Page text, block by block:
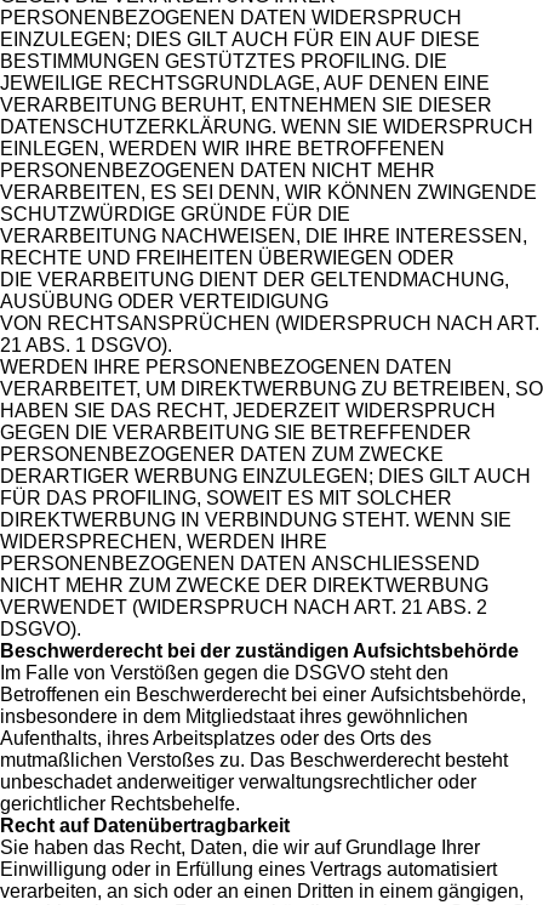
PERSONENBEZOGENEN DATEN WIDERSPRUCH
EINZULEGEN; DIES GILT AUCH FÜR EIN AUF DIESE
BESTIMMUNGEN GESTÜTZTES PROFILING. DIE
JEWEILIGE RECHTSGRUNDLAGE, AUF DENEN EINE
VERARBEITUNG BERUHT, ENTNEHMEN SIE DIESER
DATENSCHUTZERKLÄRUNG. WENN SIE WIDERSPRUCH
EINLEGEN, WERDEN WIR IHRE BETROFFENEN
PERSONENBEZOGENEN DATEN NICHT MEHR
VERARBEITEN, ES SEI DENN, WIR KÖNNEN ZWINGENDE
SCHUTZWÜRDIGE GRÜNDE FÜR DIE
VERARBEITUNG NACHWEISEN, DIE IHRE INTERESSEN,
RECHTE UND FREIHEITEN ÜBERWIEGEN ODER
DIE VERARBEITUNG DIENT DER GELTENDMACHUNG,
AUSÜBUNG ODER VERTEIDIGUNG
VON RECHTSANSPRÜCHEN (WIDERSPRUCH NACH ART.
21 ABS. 1 DSGVO).
WERDEN IHRE PERSONENBEZOGENEN DATEN
VERARBEITET, UM DIREKTWERBUNG ZU BETREIBEN, SO
HABEN SIE DAS RECHT, JEDERZEIT WIDERSPRUCH
GEGEN DIE VERARBEITUNG SIE BETREFFENDER
PERSONENBEZOGENER DATEN ZUM ZWECKE
DERARTIGER WERBUNG EINZULEGEN; DIES GILT AUCH
FÜR DAS PROFILING, SOWEIT ES MIT SOLCHER
DIREKTWERBUNG IN VERBINDUNG STEHT. WENN SIE
WIDERSPRECHEN, WERDEN IHRE
PERSONENBEZOGENEN DATEN ANSCHLIESSEND
NICHT MEHR ZUM ZWECKE DER DIREKTWERBUNG
VERWENDET (WIDERSPRUCH NACH ART. 21 ABS. 2
DSGVO).
Beschwerderecht bei der zuständigen Aufsichtsbehörde
Im Falle von Verstößen gegen die DSGVO steht den
Betroffenen ein Beschwerderecht bei einer Aufsichtsbehörde,
insbesondere in dem Mitgliedstaat ihres gewöhnlichen
Aufenthalts, ihres Arbeitsplatzes oder des Orts des
mutmaßlichen Verstoßes zu. Das Beschwerderecht besteht
unbeschadet anderweitiger verwaltungsrechtlicher oder
gerichtlicher Rechtsbehelfe.
Recht auf Datenübertragbarkeit
Sie haben das Recht, Daten, die wir auf Grundlage Ihrer
Einwilligung oder in Erfüllung eines Vertrags automatisiert
verarbeiten, an sich oder an einen Dritten in einem gängigen,